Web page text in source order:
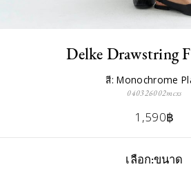
Delke Drawstring
สี: Monochrome
040326002mcxs
1,590฿
เลือก:ขนาด